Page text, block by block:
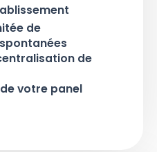
de
de
votre panel